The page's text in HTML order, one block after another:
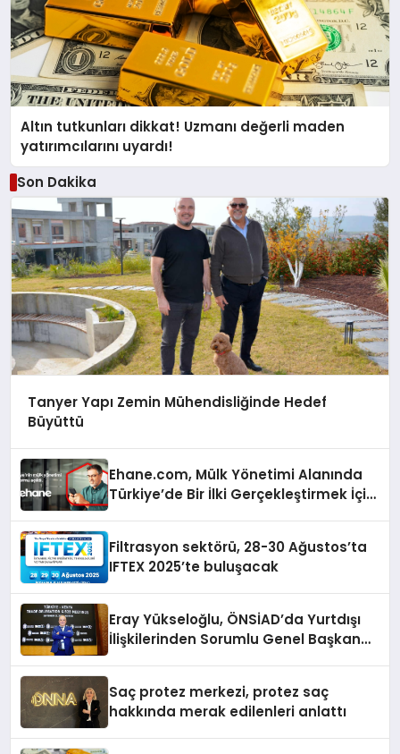
Altın tutkunları dikkat! Uzmanı değerli maden
yatırımcılarını uyardı!
Son Dakika
Tanyer Yapı Zemin Mühendisliğinde Hedef
Büyüttü
Ehane.com, Mülk Yönetimi Alanında
Türkiye’de Bir İlki Gerçekleştirmek İçin
Filtrasyon sektörü, 28-30 Ağustos’ta
IFTEX 2025’te buluşacak
Eray Yükseloğlu, ÖNSİAD’da Yurtdışı
İlişkilerinden Sorumlu Genel Başkan
Saç protez merkezi, protez saç
hakkında merak edilenleri anlattı